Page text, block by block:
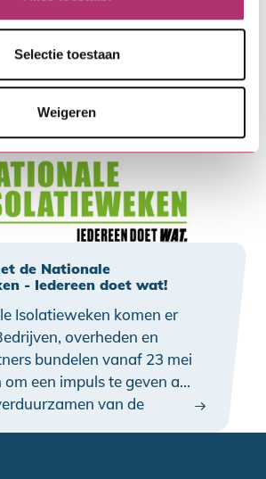
Selectie toestaan
Weigeren
onder de aandacht
Nationale Isolatieweken
met 10 oktober.
de Nationale
- Iedereen doet wat!
Isolatieweken komen er
overheden en
bundelen vanaf 23 mei
een impuls te geven aan
van de